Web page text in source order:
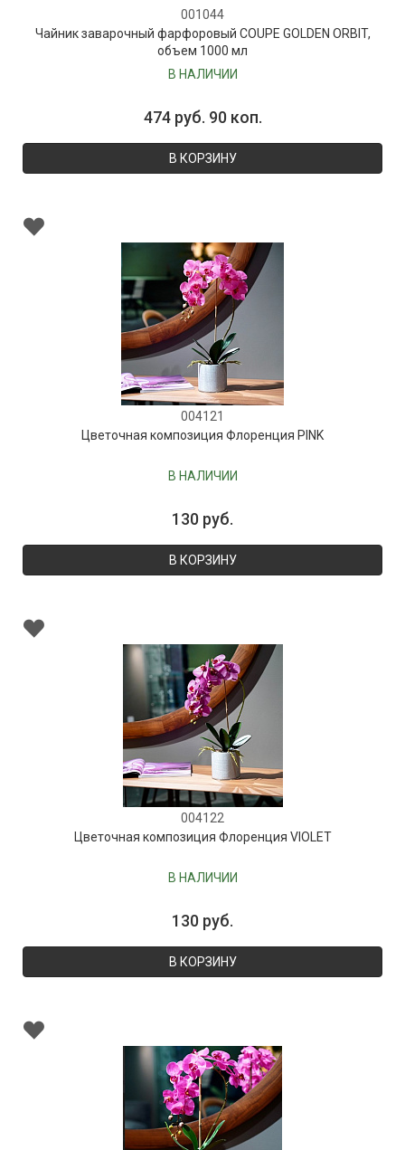
001044
Чайник заварочный фарфоровый COUPE GOLDEN ORBIT,
объем 1000 мл
В НАЛИЧИИ
474 руб. 90 коп.
В КОРЗИНУ
004121
Цветочная композиция Флоренция PINK
В НАЛИЧИИ
130 руб.
В КОРЗИНУ
004122
Цветочная композиция Флоренция VIOLET
В НАЛИЧИИ
130 руб.
В КОРЗИНУ